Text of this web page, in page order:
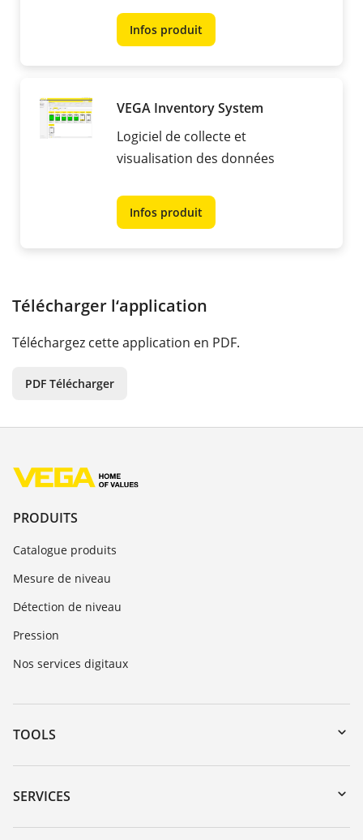
Infos produit
VEGA Inventory System
Logiciel de collecte et
visualisation des données
Infos produit
Télécharger l‘application
Téléchargez cette application en PDF.
PDF Télécharger
PRODUITS
Catalogue produits
Mesure de niveau
Détection de niveau
Pression
Nos services digitaux
TOOLS
Téléchargements
Recherche par numéro de série
SERVICES
Retour d'appareil